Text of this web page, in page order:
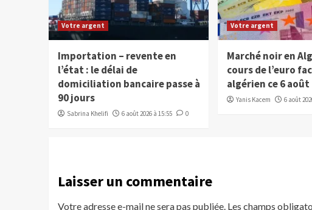
Votre argent
Importation – revente en
l’état : le délai de
domiciliation bancaire passe à
90 jours
Sabrina Khelifi 6 août 2026 à 15:55 0
Votre argent
Marché noir en
cours de l’euro
algérien ce 6 août
Yanis Kacem 6 août
Laisser un commentaire
Votre adresse e-mail ne sera pas publiée. Les champs